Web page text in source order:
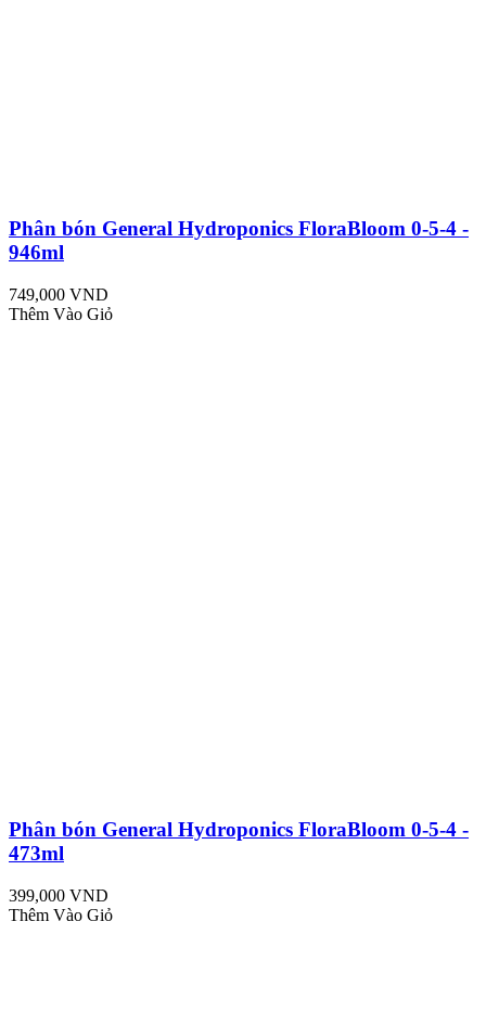
Phân bón General Hydroponics FloraBloom 0-5-4 -
946ml
749,000 VND
Thêm Vào Giỏ
Phân bón General Hydroponics FloraBloom 0-5-4 -
473ml
399,000 VND
Thêm Vào Giỏ